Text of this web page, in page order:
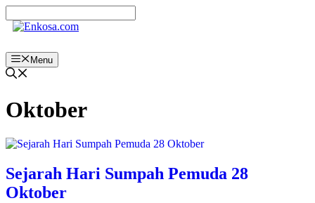
ke
Menu
Oktober
Sejarah Hari Sumpah Pemuda 28
Oktober